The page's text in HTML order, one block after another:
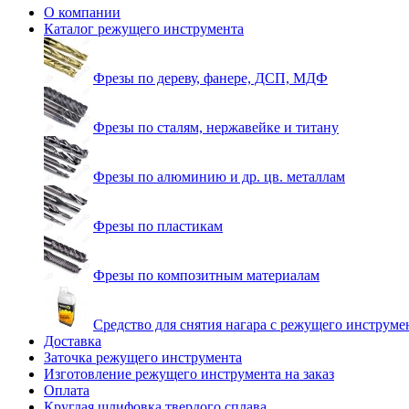
О компании
Каталог режущего инструмента
Фрезы по дереву, фанере, ДСП, МДФ
Фрезы по сталям, нержавейке и титану
Фрезы по алюминию и др. цв. металлам
Фрезы по пластикам
Фрезы по композитным материалам
Средство для снятия нагара с режущего
Доставка
Заточка режущего инструмента
Изготовление режущего инструмента на заказ
Оплата